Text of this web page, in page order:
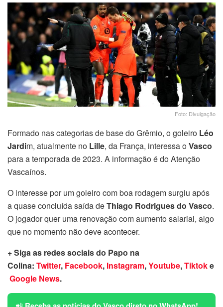
Foto: Divulgação
Formado nas categorias de base do Grêmio, o goleiro Léo
Jardim, atualmente no Lille, da França, interessa oVasco
para a temporada de 2023. A informação é do Atenção
Vascaínos.
O interesse por um goleiro com boa rodagem surgiu após
a quase concluída saída deThiago Rodrigues do Vasco.
O jogador quer uma renovação com aumento salarial, algo
que no momento não deve acontecer.
+ Siga as redes sociais do Papo na
Colina: Twitter, Facebook, Instagram,Youtube,Tiktoke
Google News.